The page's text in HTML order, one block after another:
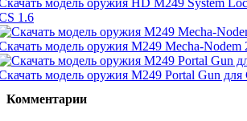
модель оружия HD M249 System
1.6
модель оружия M249 Mecha-Nodem
модель оружия M249 Portal Gun для
Комментарии